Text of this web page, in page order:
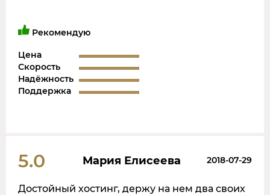
Рекомендую
Цена
Скорость
Надёжность
Поддержка
5.0 Мария Елисеева 2018-07-29
Достойный хостинг, держу на нем два своих